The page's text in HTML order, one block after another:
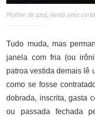
Mulher de azul, lendo uma
Tudo muda, mas
janela com fria (ou
patroa vestida demais lê
como se fosse
dobrada, inscrita, gasta
ou passada fechada